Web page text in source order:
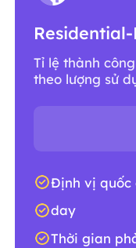
Tỉ lệ thành
theo lượng sử
Định vị
day
Thời gian